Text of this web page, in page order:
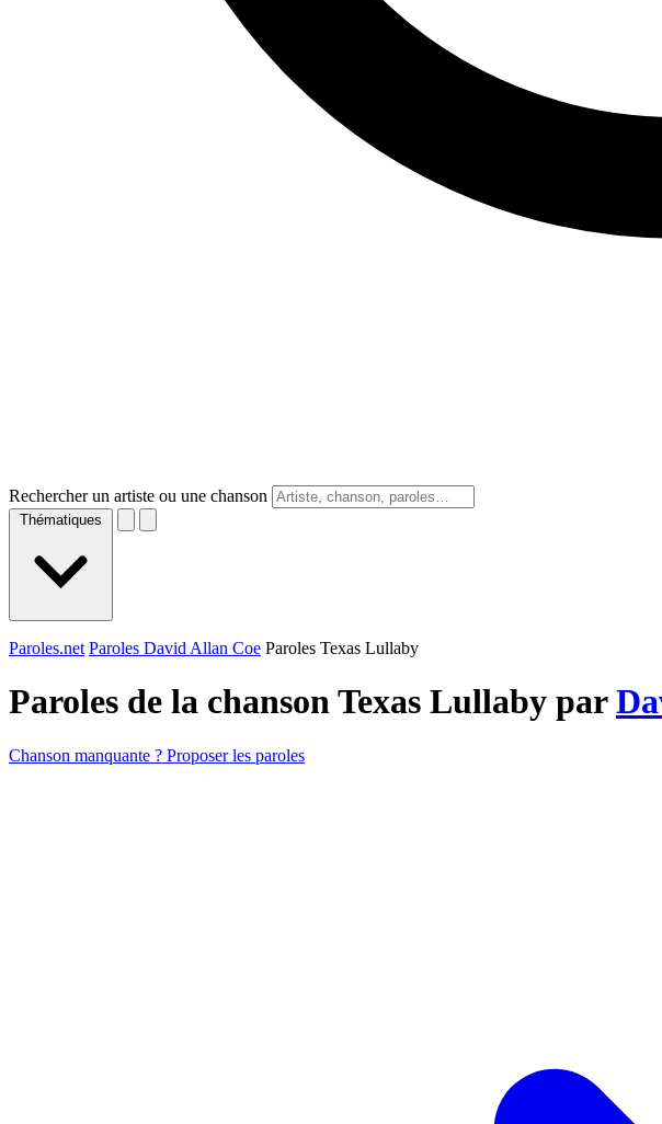
Rechercher un artiste ou une chanson
Thématiques
Paroles.net Paroles David Allan Coe Paroles Texas Lullaby
Paroles de la chanson Texas Lullaby par
Chanson manquante ? Proposer les paroles